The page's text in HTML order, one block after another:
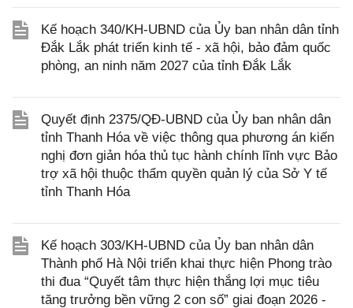
Kế hoạch 340/KH-UBND của Ủy ban nhân dân tỉnh
Đắk Lắk phát triển kinh tế - xã hội, bảo đảm quốc
phòng, an ninh năm 2027 của tỉnh Đắk Lắk
Quyết định 2375/QĐ-UBND của Ủy ban nhân dân
tỉnh Thanh Hóa về việc thông qua phương án kiến
nghị đơn giản hóa thủ tục hành chính lĩnh vực Bảo
trợ xã hội thuộc thẩm quyền quản lý của Sở Y tế
tỉnh Thanh Hóa
Kế hoạch 303/KH-UBND của Ủy ban nhân dân
Thành phố Hà Nội triển khai thực hiện Phong trào
thi đua “Quyết tâm thực hiện thắng lợi mục tiêu
tăng trưởng bền vững 2 con số” giai đoạn 2026 -